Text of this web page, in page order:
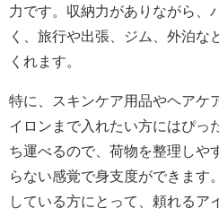
力です。収納力がありながら、
く、旅行や出張、ジム、外泊な
くれます。
特に、スキンケア用品やヘアケ
イロンまで入れたい方にはぴっ
ち運べるので、荷物を整理しや
らない感覚で身支度ができます。
している方にとって、頼れるア